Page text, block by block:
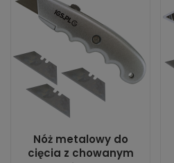
Nóż metalowy do
cięcia z chowanym